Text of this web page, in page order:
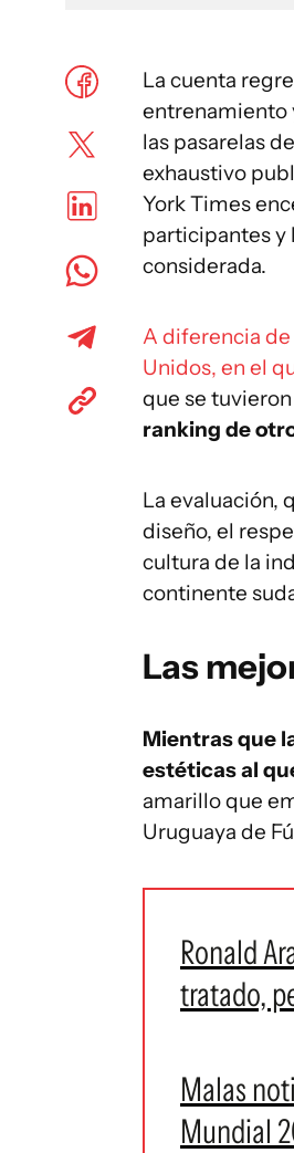
La cuenta
entrenamiento
las pasarelas
exhaustivo
York Times
participantes y
considerada.
A diferencia de
Unidos, en el
que se
ranking de
La evaluación,
diseño, el
cultura de la
continente
Las
Mientras que
estéticas al
amarillo que
Uruguaya de
Ronald
tratado,
Malas
Mundial